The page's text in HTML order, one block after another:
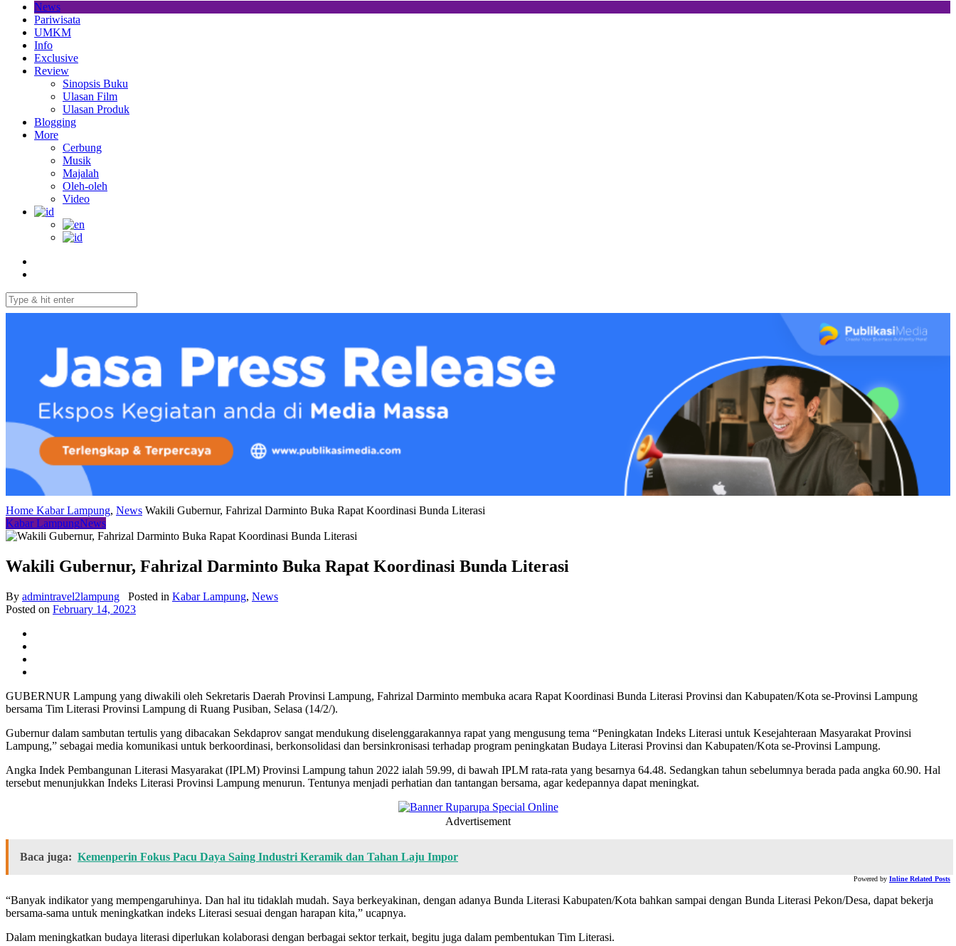
News
Pariwisata
UMKM
Info
Exclusive
Review
Sinopsis Buku
Ulasan Film
Ulasan Produk
Blogging
More
Cerbung
Musik
Majalah
Oleh-oleh
Video
Home Kabar Lampung, News Wakili Gubernur, Fahrizal Darminto Buka Rapat Koordinasi Bunda Literasi
Kabar LampungNews
Wakili Gubernur, Fahrizal Darminto Buka Rapat Koordinasi Bunda Literasi
By admintravel2lampung Posted in Kabar Lampung, News
Posted on February 14, 2023
GUBERNUR Lampung yang diwakili oleh Sekretaris Daerah Provinsi Lampung, Fahrizal Darminto membuka acara Rapat Koordinasi Bunda Literasi Provinsi dan Kabupaten/Kota se-Provinsi Lampung
bersama Tim Literasi Provinsi Lampung di Ruang Pusiban, Selasa (14/2/).
Gubernur dalam sambutan tertulis yang dibacakan Sekdaprov sangat mendukung diselenggarakannya rapat yang mengusung tema “Peningkatan Indeks Literasi untuk Kesejahteraan Masyarakat Provinsi
Lampung,” sebagai media komunikasi untuk berkoordinasi, berkonsolidasi dan bersinkronisasi terhadap program peningkatan Budaya Literasi Provinsi dan Kabupaten/Kota se-Provinsi Lampung.
Angka Indek Pembangunan Literasi Masyarakat (IPLM) Provinsi Lampung tahun 2022 ialah 59.99, di bawah IPLM rata-rata yang besarnya 64.48. Sedangkan tahun sebelumnya berada pada angka 60.90. Hal
tersebut menunjukkan Indeks Literasi Provinsi Lampung menurun. Tentunya menjadi perhatian dan tantangan bersama, agar kedepannya dapat meningkat.
Advertisement
Baca juga: Kemenperin Fokus Pacu Daya Saing Industri Keramik dan Tahan Laju Impor
Powered by Inline Related Posts
“Banyak indikator yang mempengaruhinya. Dan hal itu tidaklah mudah. Saya berkeyakinan, dengan adanya Bunda Literasi Kabupaten/Kota bahkan sampai dengan Bunda Literasi Pekon/Desa, dapat bekerja
bersama-sama untuk meningkatkan indeks Literasi sesuai dengan harapan kita,” ucapnya.
Dalam meningkatkan budaya literasi diperlukan kolaborasi dengan berbagai sektor terkait, begitu juga dalam pembentukan Tim Literasi.